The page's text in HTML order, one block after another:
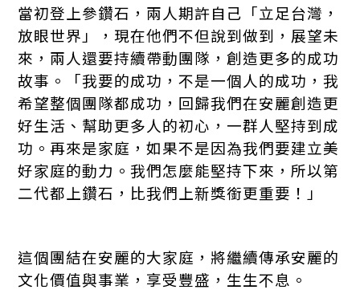
當初登上參鑽石，兩人期許自己「立足台灣，
放眼世界」，現在他們不但說到做到，展望未
來，兩人還要持續帶動團隊，創造更多的成功
故事。「我要的成功，不是一個人的成功，我
希望整個團隊都成功，回歸我們在安麗創造更
好生活、幫助更多人的初心，一群人堅持到成
功。再來是家庭，如果不是因為我們要建立美
好家庭的動力。我們怎麼能堅持下來，所以第
二代都上鑽石，比我們上新獎銜更重要！」
這個團結在安麗的大家庭，將繼續傳承安麗的
文化價值與事業，享受豐盛，生生不息。